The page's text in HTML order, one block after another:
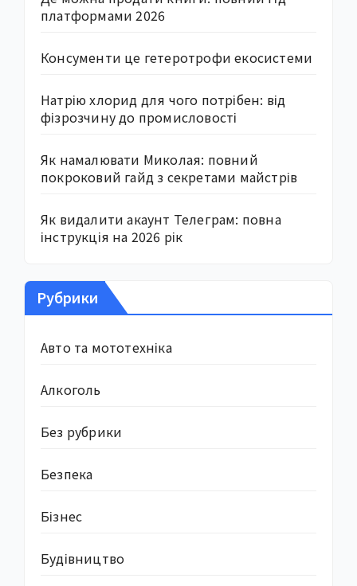
платформами 2026
Консументи це гетеротрофи екосистеми
Натрію хлорид для чого потрібен: від
фізрозчину до промисловості
Як намалювати Миколая: повний
покроковий гайд з секретами майстрів
Як видалити акаунт Телеграм: повна
інструкція на 2026 рік
Рубрики
Авто та мототехніка
Алкоголь
Без рубрики
Безпека
Бізнес
Будівництво